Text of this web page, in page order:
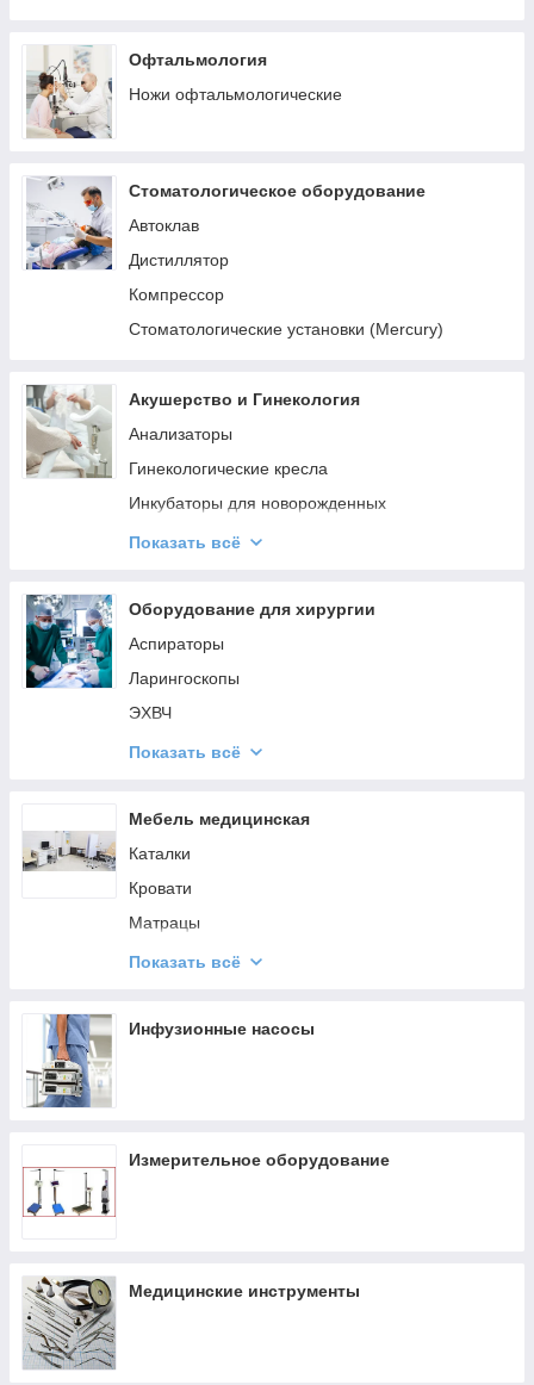
Аппараты для индуктотермии
Физиотерапевтические кушетки
Офтальмология
Ножи офтальмологические
Стоматологическое оборудование
Автоклав
Дистиллятор
Компрессор
Стоматологические установки (Mercury)
Акушерство и Гинекология
Анализаторы
Гинекологические кресла
Инкубаторы для новорожденных
Кольпоскопы
Кровати для детей и новорожденных
Пеленальные столы
Фетальные мониторы
Показать всё
Оборудование для хирургии
Аспираторы
Ларингоскопы
ЭХВЧ
Операционные столы
Проктология
Ультразвуковое хирургическое оборудование
Электрохирургическое оборудование
Показать всё
Мебель медицинская
Каталки
Кровати
Матрацы
Столы
Шкафы
Показать всё
Инфузионные насосы
Измерительное оборудование
Медицинские инструменты